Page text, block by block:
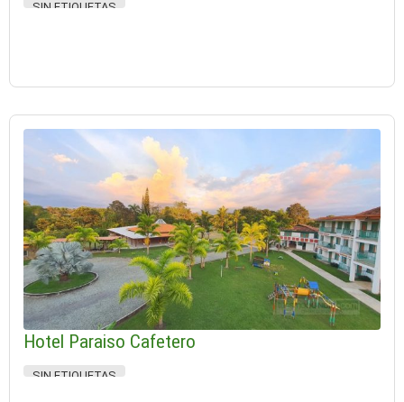
SIN ETIQUETAS
Hotel Paraiso Cafetero
SIN ETIQUETAS